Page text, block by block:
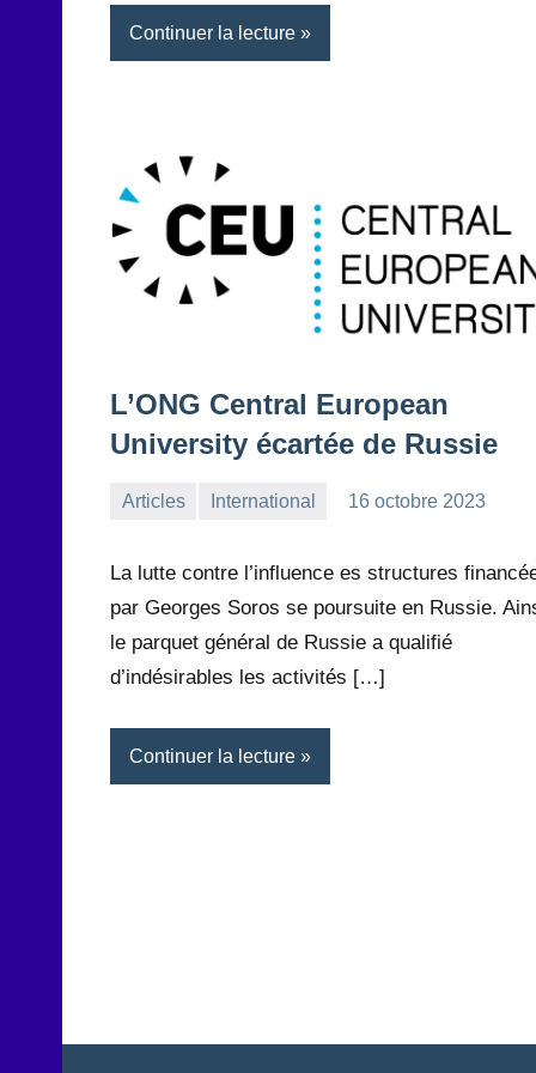
Continuer la lecture
L’ONG Central European
University écartée de Russie
Articles International
16 octobre 2023
La lutte contre l’influence es structures
par Georges Soros se poursuite en Russie.
le parquet général de Russie a qualifié
d’indésirables les activités […]
Continuer la lecture